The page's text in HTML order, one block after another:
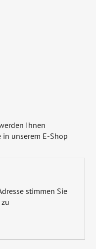
Ihnen
unserem E-Shop
stimmen Sie
zu